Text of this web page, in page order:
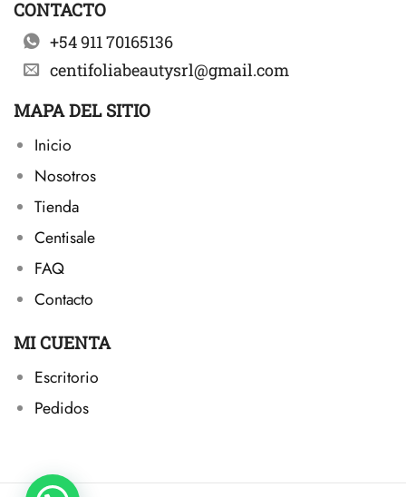
CONTACTO
+54 911 70165136
centifoliabeautysrl@gmail.com
MAPA DEL SITIO
Inicio
Nosotros
Tienda
Centisale
FAQ
Contacto
MI CUENTA
Escritorio
Pedidos